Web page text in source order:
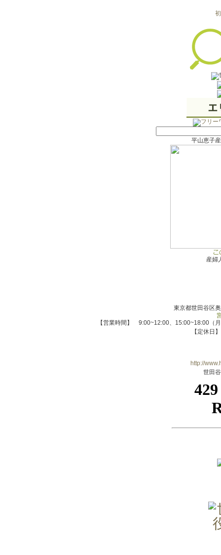
平山恵子
産婦
東京都世田谷区
【営業時間】 9:00~12:00、15:00~18:00（
【定休日
http://
世田